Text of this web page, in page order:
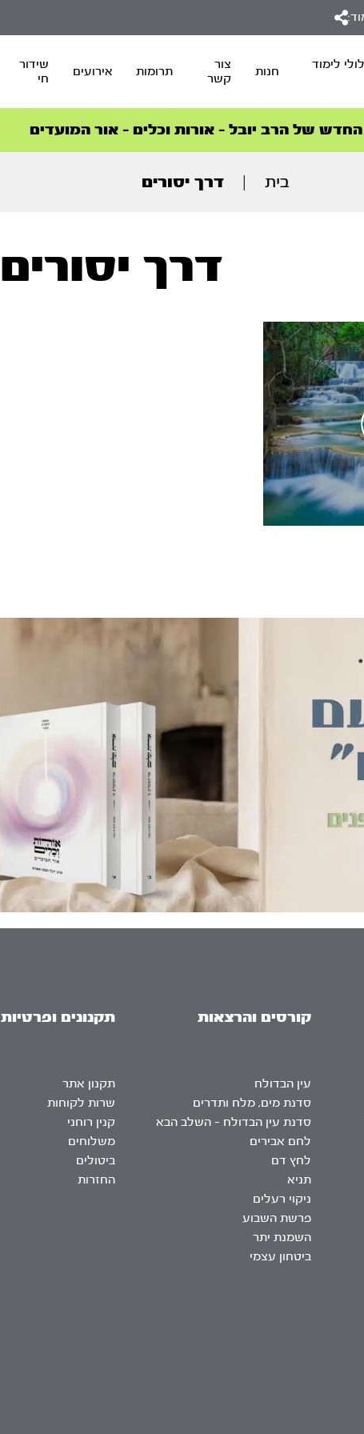
לימוד
חנות
צור
קשר
תרומות אירועים
שידור
חי
סדרות הפודקאסטים
הסדרה המובילה החודש – דרך המלך
של הרב יובל – אורות וכלים – אור המועדים
הצטרפו למהפכת הבריאות הטבעית >
סדרות הפודקאסטים
הסדרה המובילה החודש – דרך המלך
בית דרך יסורים
דרך יסורים
קורסים והרצאות
עין הבדולח
סדנת מים, מלח ותדרים
סדנת עין הבדולח – השלב הבא
לחם אבירים
לחץ דם
תניא
ניקוי רעלים
פרשת השבוע
השמנת יתר
ביטחון עצמי
תקנונים ופרטיות
תקנון אתר
שרות לקוחות
קנין רוחני
משלוחים
ביטולים
החזרות